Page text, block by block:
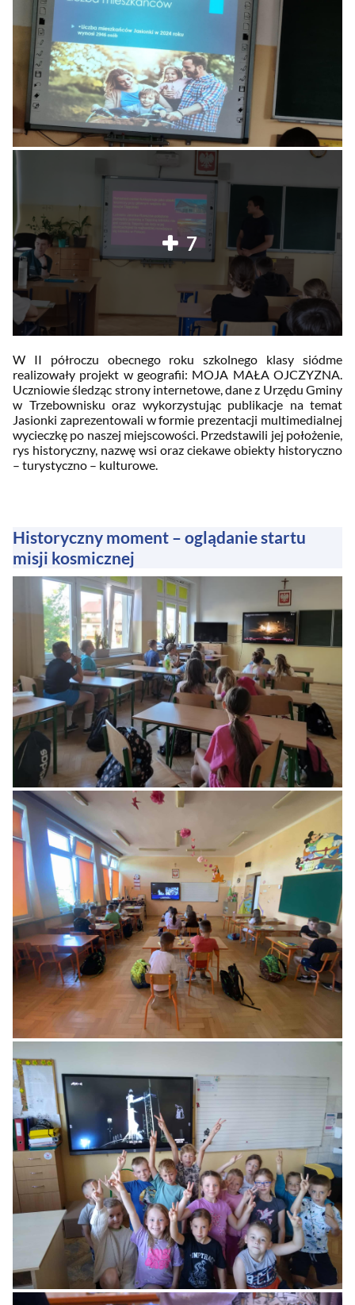
7
W II półroczu obecnego roku szkolnego klasy siódme
realizowały projekt w geografii: MOJA MAŁA OJCZYZNA.
Uczniowie śledząc strony internetowe, dane z Urzędu Gminy
w Trzebownisku oraz wykorzystując publikacje na temat
Jasionki zaprezentowali w formie prezentacji multimedialnej
wycieczkę po naszej miejscowości. Przedstawili jej położenie,
rys historyczny, nazwę wsi oraz ciekawe obiekty historyczno
– turystyczno – kulturowe.
Historyczny moment – oglądanie startu
misji kosmicznej